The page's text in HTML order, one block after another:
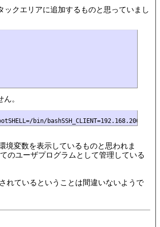
クエリアに追加するものと思っていまし
。
境変数を表示しているものと思われま
のユーザプログラムとして管理している
れているということは間違いないようで